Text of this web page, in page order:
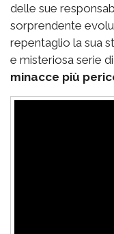
delle sue
sorprendente
repentaglio la sua
e misteriosa serie
minacce più